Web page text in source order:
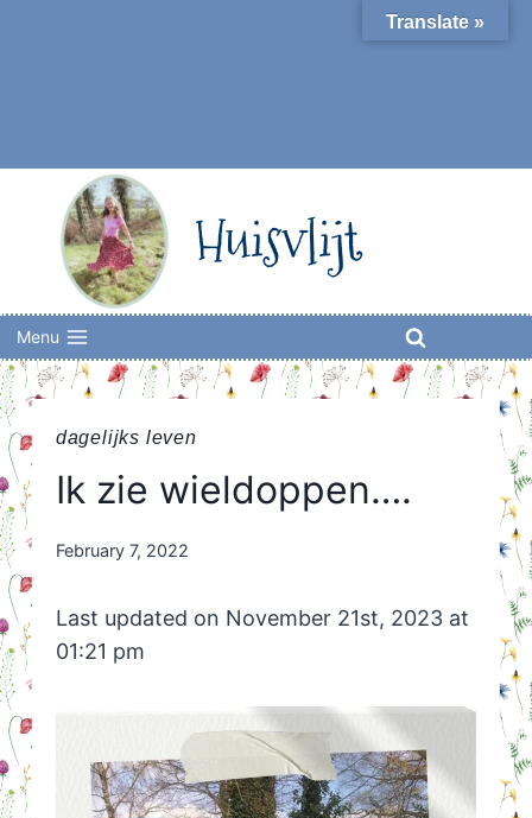
Huisvlijt
Menu
dagelijks leven
Ik zie wieldoppen….
By
February 7, 2022
Last updated on November 21st, 2023 at
01:21 pm
Translate »